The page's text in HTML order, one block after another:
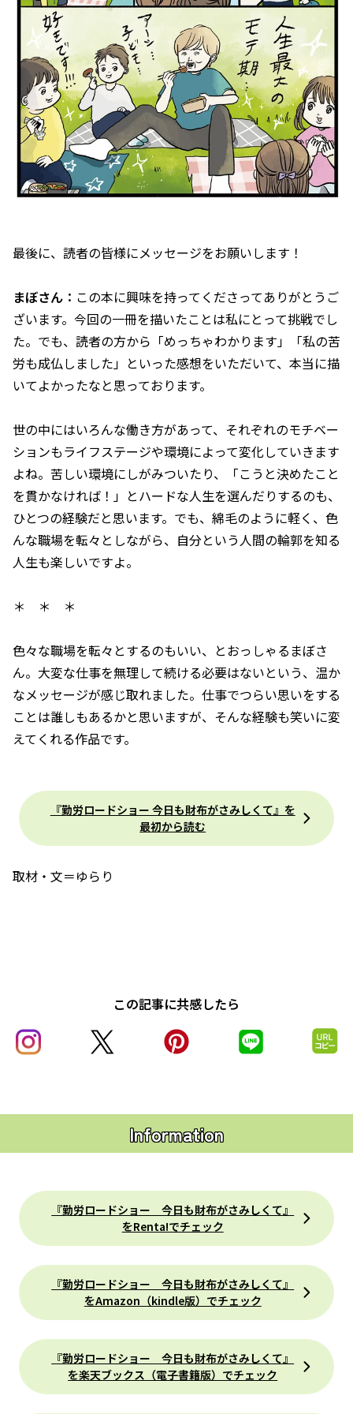
――最後に、読者の皆様にメッセージをお願いします！
まぼさん： この本に興味を持ってくださってありがとうご
ざいます。今回の一冊を描いたことは私にとって挑戦でし
た。でも、読者の方から「めっちゃわかります」「私の苦
労も成仏しました」といった感想をいただいて、本当に描
いてよかったなと思っております。
世の中にはいろんな働き方があって、それぞれのモチベー
ションもライフステージや環境によって変化していきます
よね。苦しい環境にしがみついたり、「こうと決めたこと
を貫かなければ！」とハードな人生を選んだりするのも、
ひとつの経験だと思います。でも、綿毛のように軽く、色
んな職場を転々としながら、自分という人間の輪郭を知る
人生も楽しいですよ。
＊ ＊ ＊
色々な職場を転々とするのもいい、とおっしゃるまぼさ
ん。大変な仕事を無理して続ける必要はないという、温か
なメッセージが感じ取れました。仕事でつらい思いをする
ことは誰しもあるかと思いますが、そんな経験も笑いに変
えてくれる作品です。
『勤労ロードショー 今日も財布がさみしくて』を
最初から読む
取材・文＝ゆらり
この記事に共感したら
Information
『勤労ロードショー 今日も財布がさみしくて』
をRenta!でチェック
『勤労ロードショー 今日も財布がさみしくて』
をAmazon（kindle版）でチェック
『勤労ロードショー 今日も財布がさみしくて』
を楽天ブックス（電子書籍版）でチェック